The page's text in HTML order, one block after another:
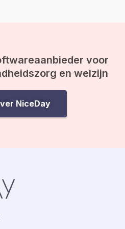
voor
en welzijn
NiceDay